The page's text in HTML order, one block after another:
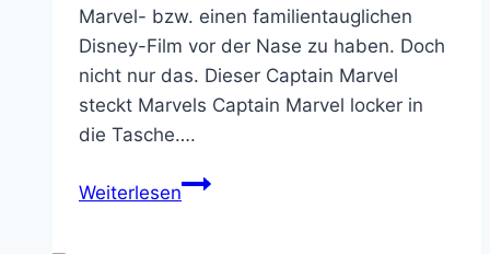
Marvel- bzw. einen familientauglichen
Disney-Film vor der Nase zu haben. Doch
nicht nur das. Dieser Captain Marvel
steckt Marvels Captain Marvel locker in
die Tasche….
WeiterlesenShazam!